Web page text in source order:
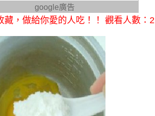
google廣告
，做給你愛的人吃！！ 觀看人數：2